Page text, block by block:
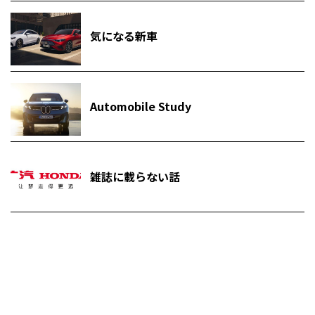
気になる新車
Automobile Study
雑誌に載らない話